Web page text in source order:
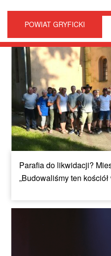
POWIAT GRYFICKI
Parafia do likwidacji?
„Budowaliśmy ten